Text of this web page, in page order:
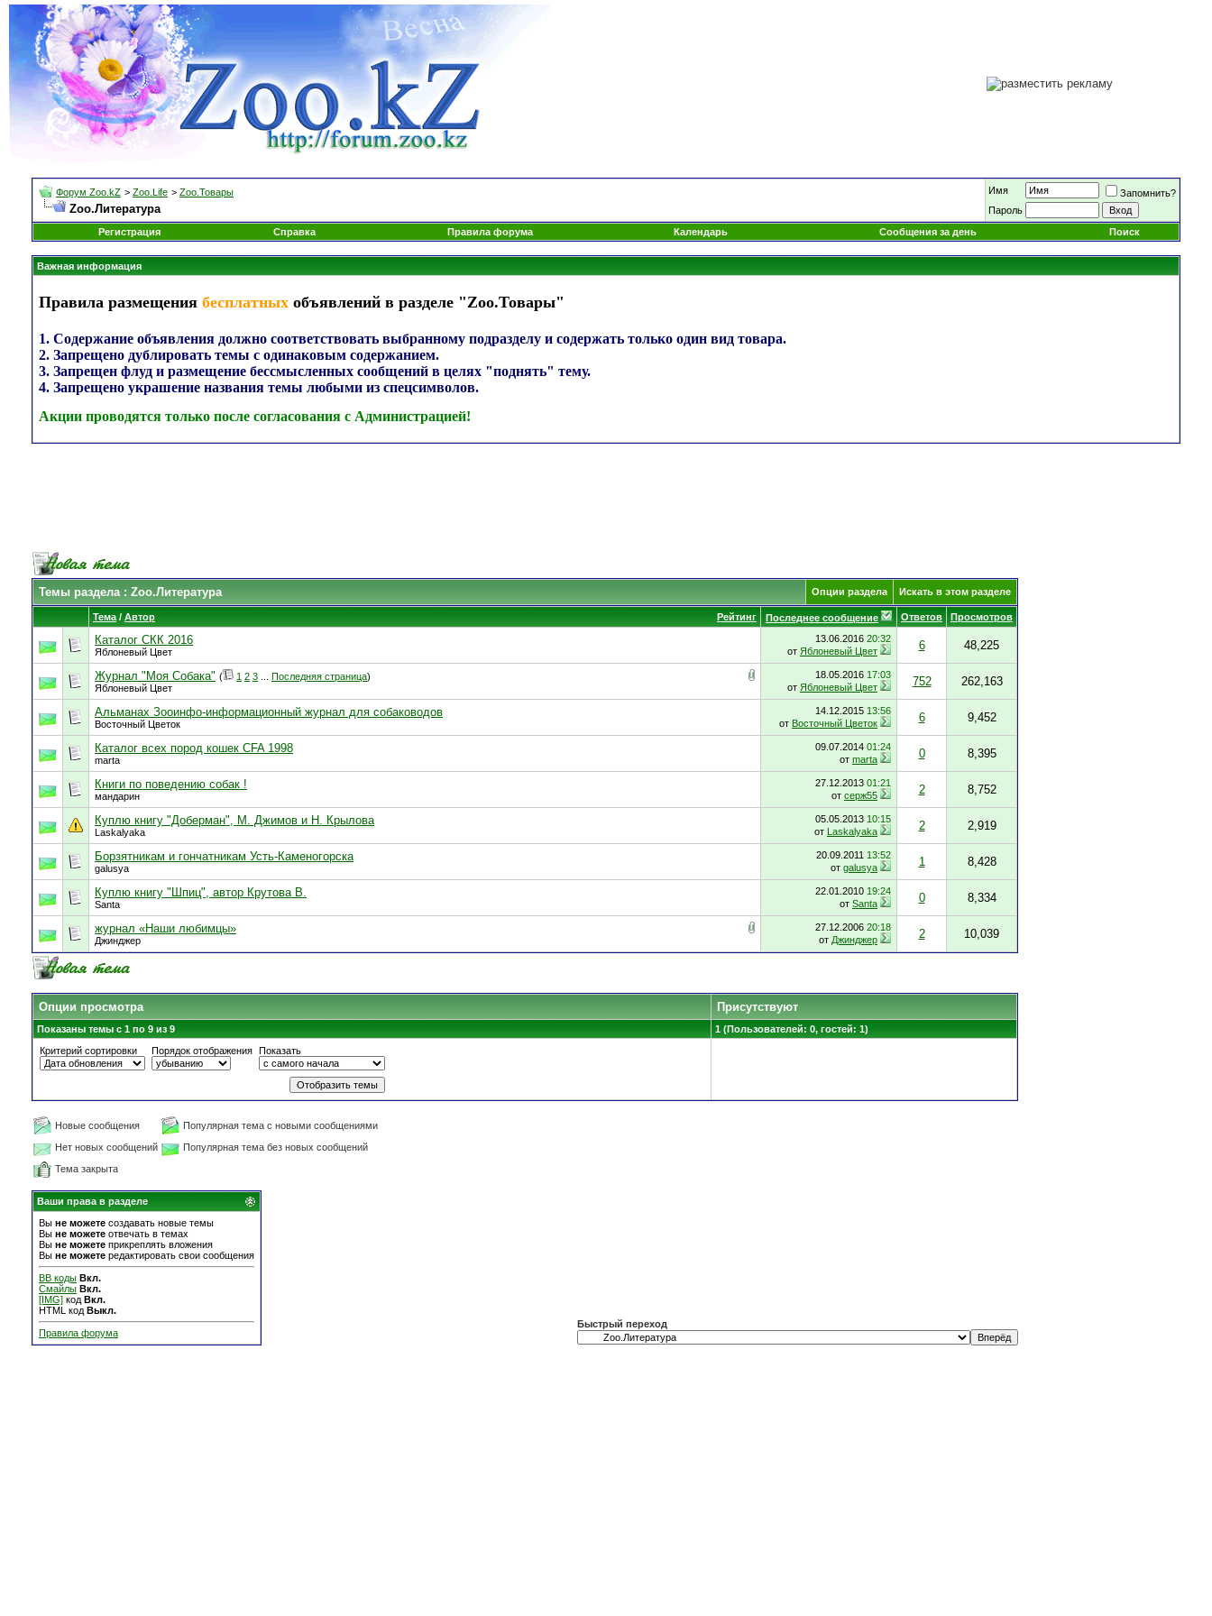
Форум Zoo.kZ > Zoo.Life > Zoo.Товары
Zoo.Литература
Имя
Запомнить?
Пароль
Регистрация
Справка Правила форума Календарь Сообщения за день Поиск
Важная информация
Правила размещения бесплатных объявлений в разделе "Zoo.Товары"
1. Содержание объявления должно соответствовать выбранному подразделу и содержать только один вид товара.
2. Запрещено дублировать темы с одинаковым содержанием.
3. Запрещен флуд и размещение бессмысленных сообщений в целях "поднять" тему.
4. Запрещено украшение названия темы любыми из спецсимволов.
Акции проводятся только после согласования с Администрацией!
Темы раздела: Zoo.Литература Опции раздела Искать в этом разделе
Рейтинг
Тема / Автор Последнее сообщение Ответов Просмотров
Каталог СКК 2016
Яблоневый Цвет
13.06.2016 20:32
от Яблоневый Цвет 6 48,225
Журнал "Моя Собака" ( 1 2 3 Последняя страница)
Яблоневый Цвет
18.05.2016 17:03
от Яблоневый Цвет 752 262,163
Альманах Зооинфо-информационный журнал для собаководов
Восточный Цветок
14.12.2015 13:56
от Восточный Цветок 6 9,452
Каталог всех пород кошек CFA 1998
marta
09.07.2014 01:24
от marta 0 8,395
Книги по поведению собак !
мандарин
27.12.2013 01:21
от серж55 2 8,752
Куплю книгу "Доберман", М. Джимов и Н. Крылова
Laskalyaka
05.05.2013 10:15
от Laskalyaka 2 2,919
Борзятникам и гончатникам Усть-Каменогорска
galusya
20.09.2011 13:52
от galusya 1 8,428
Куплю книгу "Шпиц", автор Крутова В.
Santa
22.01.2010 19:24
от Santa 0 8,334
журнал «Наши любимцы»
Джинджер
27.12.2006 20:18
от Джинджер 2 10,039
Опции просмотра Присутствуют
Показаны темы с 1 по 9 из 9
1 (Пользователей: 0, гостей: 1)
Критерий сортировки
Порядок отображения Показать
Новые сообщения
Популярная тема с новыми сообщениями
Нет новых сообщений
Популярная тема без новых сообщений
Тема закрыта
Ваши права в разделе
Вы не можете создавать новые темы
Вы не можете отвечать в темах
Вы не можете прикреплять вложения
Вы не можете редактировать свои сообщения
BB коды Вкл.
Смайлы Вкл.
[IMG] код Вкл.
HTML код Выкл.
Правила форума
Быстрый переход